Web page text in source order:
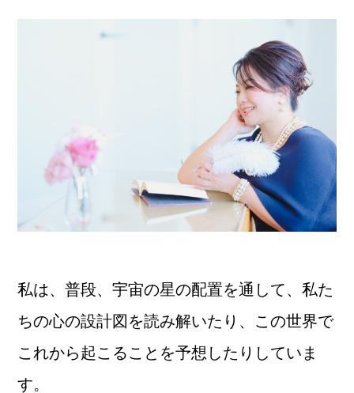
私は、普段、宇宙の星の配置を通して、私た
ちの心の設計図を読み解いたり、この世界で
これから起こることを予想したりしていま
す。